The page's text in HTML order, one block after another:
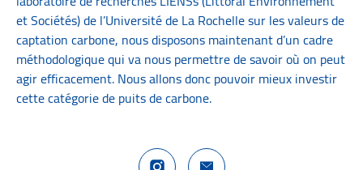
et Sociétés) de l’Université de La Rochelle sur les valeurs de
captation carbone, nous disposons maintenant d’un cadre
méthodologique qui va nous permettre de savoir où on peut
agir efficacement. Nous allons donc pouvoir mieux investir
cette catégorie de puits de carbone.
Compte Instagram La Rochelle
Nous contacter